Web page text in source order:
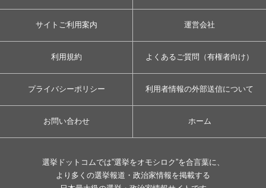
サイトご利用案内 運営会社
利用規約 よくあるご質問（有権者向け）
プライバシーポリシー 利用者情報の外部送信について
お問い合わせ ホーム
選挙ドットコムでは”選挙をオモシロク”を合言葉に、
より多くの選挙報道・政治家情報を掲載する